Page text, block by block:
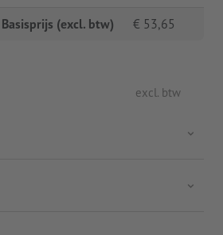
Basisprijs (excl. btw) € 53,65
excl. btw